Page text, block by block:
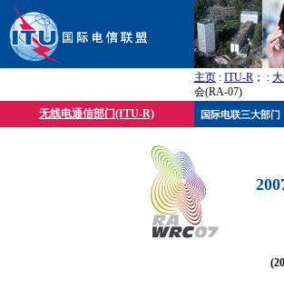
主页 : ITU-R ； :
会(RA-07)
无线电通信部门(ITU-R)
国际电联三大部门